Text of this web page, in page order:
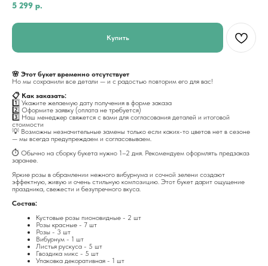
5 299 р.
Купить
🌸 Этот букет временно отсутствует
Но мы сохранили все детали — и с радостью повторим его для вас!
📋 Как заказать:
1️⃣ Укажите желаемую дату получения в форме заказа
2️⃣ Оформите заявку (оплата не требуется)
3️⃣ Наш менеджер свяжется с вами для согласования деталей и итоговой
стоимости
💡 Возможны незначительные замены только если каких-то цветов нет в сезоне
— мы всегда предупреждаем и согласовываем.
⏱️ Обычно на сборку букета нужно 1–2 дня. Рекомендуем оформлять предзаказ
заранее.
Яркие розы в обрамлении нежного вибурнума и сочной зелени создают
эффектную, живую и очень стильную композицию. Этот букет дарит ощущение
праздника, свежести и безупречного вкуса.
Состав:
Кустовые розы пионовидные - 2 шт
Розы красные - 7 шт
Розы - 3 шт
Вибурнум - 1 шт
Листья рускуса - 5 шт
Гвоздика микс - 5 шт
Упаковка декоративная - 1 шт